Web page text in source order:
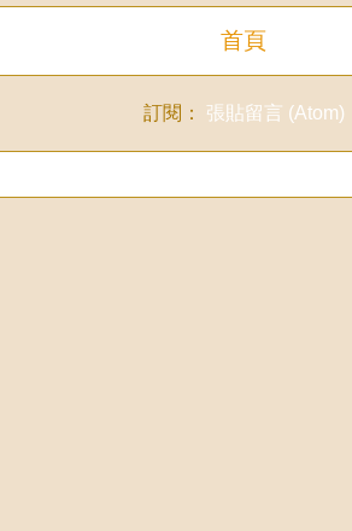
首頁
訂閱： 張貼留言 (Atom)